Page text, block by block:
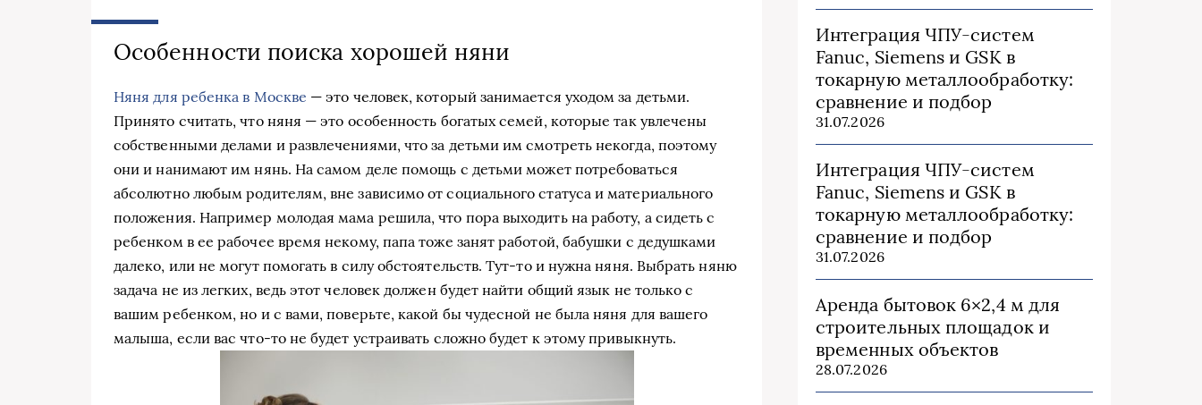
Особенности поиска хорошей няни
Няня для ребенка в Москве — это человек, который занимается уходом за детьми.
Принято считать, что няня — это особенность богатых семей, которые так увлечены
собственными делами и развлечениями, что за детьми им смотреть некогда, поэтому
они и нанимают им нянь. На самом деле помощь с детьми может потребоваться
абсолютно любым родителям, вне зависимо от социального статуса и материального
положения. Например молодая мама решила, что пора выходить на работу, а сидеть с
ребенком в ее рабочее время некому, папа тоже занят работой, бабушки с дедушками
далеко, или не могут помогать в силу обстоятельств. Тут-то и нужна няня. Выбрать няню
задача не из легких, ведь этот человек должен будет найти общий язык не только с
вашим ребенком, но и с вами, поверьте, какой бы чудесной не была няня для вашего
малыша, если вас что-то не будет устраивать сложно будет к этому привыкнуть.
Интеграция ЧПУ-систем
Fanuc, Siemens и GSK в
токарную металлообработку:
сравнение и подбор
31.07.2026
Интеграция ЧПУ-систем
Fanuc, Siemens и GSK в
токарную металлообработку:
сравнение и подбор
31.07.2026
Аренда бытовок 6×2,4 м для
строительных площадок и
временных объектов
28.07.2026